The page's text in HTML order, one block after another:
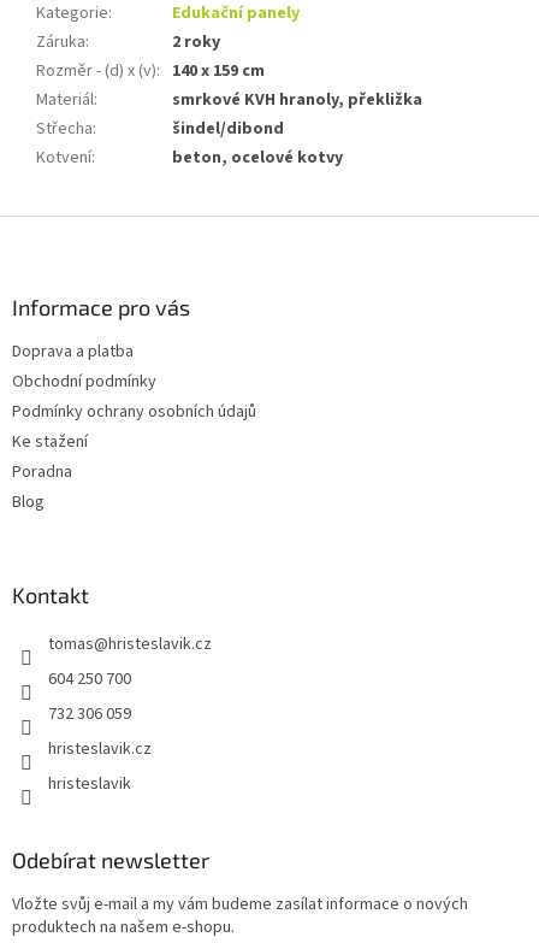
Kategorie:
Edukační panely
Záruka:
2 roky
Rozměr - (d) x (v): 140 x 159 cm
Materiál:
smrkové KVH hranoly, překližka
Střecha:
šindel/dibond
Kotvení: beton, ocelové kotvy
Informace pro vás
Doprava a platba
Obchodní podmínky
Podmínky ochrany osobních údajů
Ke stažení
Poradna
Blog
Kontakt
tomas@hristeslavik.cz
604 250 700
732 306 059
hristeslavik.cz
hristeslavik
Odebírat newsletter
Vložte svůj e-mail a my vám budeme zasílat informace o nových
produktech na našem e-shopu.